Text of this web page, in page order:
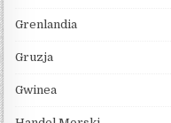
Grenlandia
Gruzja
Gwinea